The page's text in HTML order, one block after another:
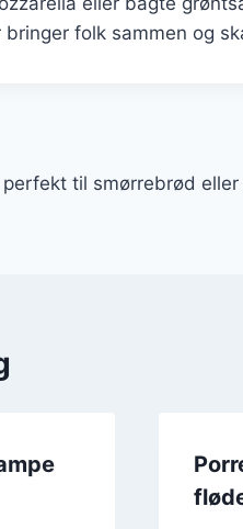
bringer folk sammen og
til smørrebrød eller